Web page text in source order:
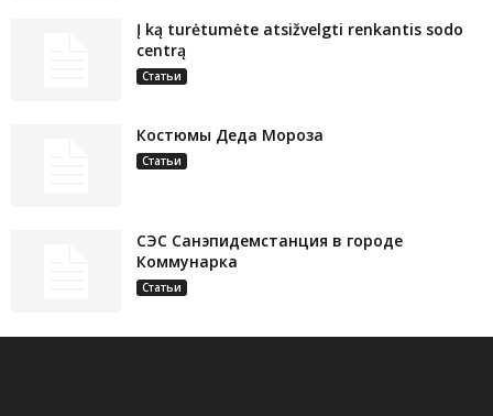
Į ką turėtumėte atsižvelgti renkantis sodo
centrą
Статьи
Костюмы Деда Мороза
Статьи
СЭС Санэпидемстанция в городе
Коммунарка
Статьи